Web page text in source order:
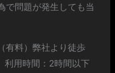
で問題が発生しても当
有料）弊社より徒歩
利用時間：2時間以下